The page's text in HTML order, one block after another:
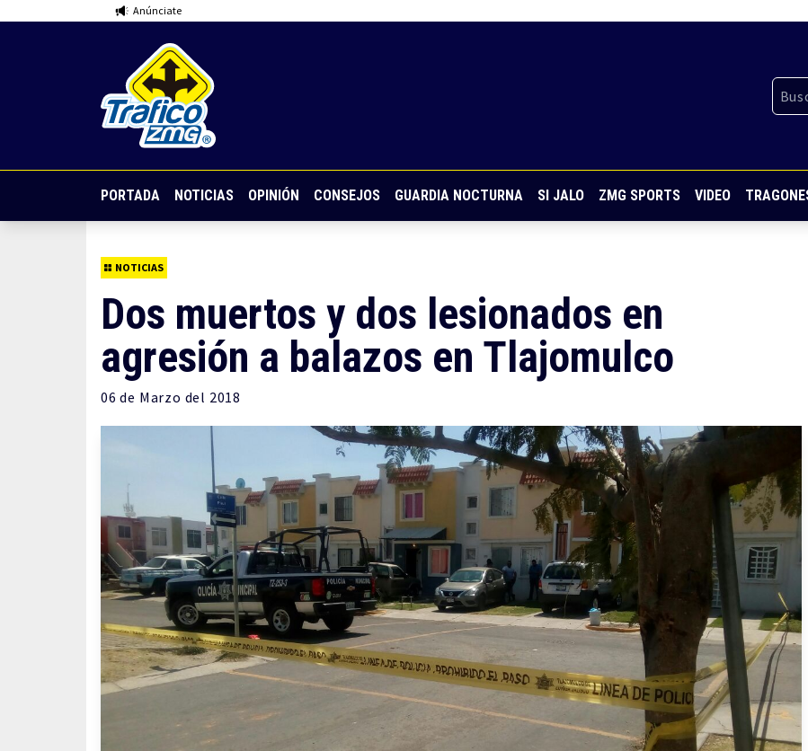
Anúnciate
PORTADA NOTICIAS OPINIÓN CONSEJOS GUARDIA NOCTURNA SI JALO ZMG SPORTS VIDEO
NOTICIAS
Dos muertos y dos lesionados en
agresión a balazos en Tlajomulco
06 de Marzo del 2018